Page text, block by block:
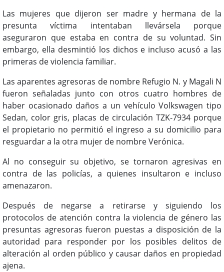
Las mujeres que dijeron ser madre y hermana de la
presunta víctima intentaban llevársela porque
aseguraron que estaba en contra de su voluntad. Sin
embargo, ella desmintió los dichos e incluso acusó a las
primeras de violencia familiar.
Las aparentes agresoras de nombre Refugio N. y Magali N
fueron señaladas junto con otros cuatro hombres de
haber ocasionado daños a un vehículo Volkswagen tipo
Sedan, color gris, placas de circulación TZK-7934 porque
el propietario no permitió el ingreso a su domicilio para
resguardar a la otra mujer de nombre Verónica.
Al no conseguir su objetivo, se tornaron agresivas en
contra de las policías, a quienes insultaron e incluso
amenazaron.
Después de negarse a retirarse y siguiendo los
protocolos de atención contra la violencia de género las
presuntas agresoras fueron puestas a disposición de la
autoridad para responder por los posibles delitos de
alteración al orden público y causar daños en propiedad
ajena.